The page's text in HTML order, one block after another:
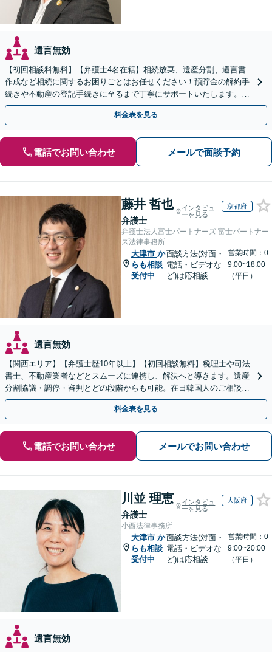
遺言無効
【初回相談料無料】【弁護士4名在籍】相続放棄、遺産分割、遺言書
作成など相続に関するお困りごとはお任せください！預貯金の解約手
続きや不動産の登記手続きに至るまで丁寧にサポートいたします。
【堅田駅東口徒歩4分】【無料駐車場あり】
料金表を見る
電話でお問い合わせ メールで面談予約
藤井 哲也
弁護士
インタビュ
ーを見る
京都府
弁護士法人富士パートナーズ 富士パートナー
ズ法律事務所
大津市 か
らも相談
受付中
面談方法(対面・
電話・ビデオな
ど)は応相談
営業時間：0
9:00~18:00
（平日）
遺言無効
【関西エリア】【弁護士歴10年以上】【初回相談無料】税理士や司法
書士、不動産業者などとスムーズに連携し、解決へと導きます。遺産
分割協議・調停・審判とどの段階からも可能。在日韓国人のご相談も
対応しております【休日・夜間相談可】
料金表を見る
電話でお問い合わせ メールでお問い合わせ
川並 理恵
弁護士
インタビュ
ーを見る
大阪府
小西法律事務所
大津市 か
らも相談
受付中
面談方法(対面・
電話・ビデオな
ど)は応相談
営業時間：0
9:00~20:00
（平日）
遺言無効